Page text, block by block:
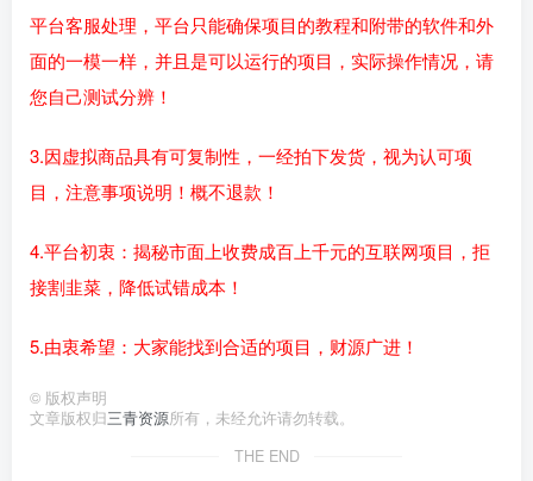
平台客服处理，平台只能确保项目的教程和附带的软件和外
面的一模一样，并且是可以运行的项目，实际操作情况，请
您自己测试分辨！
3.因虚拟商品具有可复制性，一经拍下发货，视为认可项
目，注意事项说明！概不退款！
4.平台初衷：揭秘市面上收费成百上千元的互联网项目，拒
接割韭菜，降低试错成本！
5.由衷希望：大家能找到合适的项目，财源广进！
© 版权声明
文章版权归三青资源所有，未经允许请勿转载。
THE END